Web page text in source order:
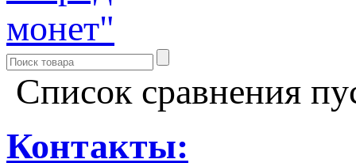
Список сравнения
Контакты: